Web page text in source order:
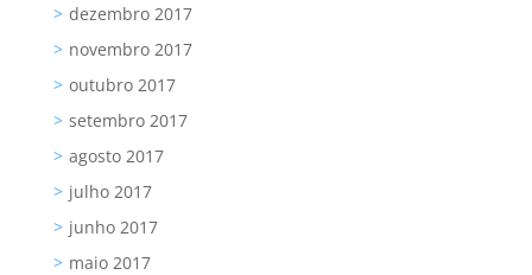
dezembro 2017
novembro 2017
outubro 2017
setembro 2017
agosto 2017
julho 2017
junho 2017
maio 2017